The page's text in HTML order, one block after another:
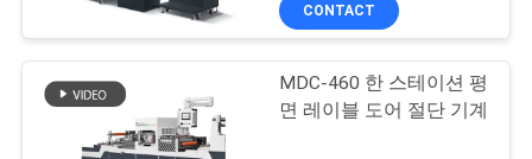
CONTACT
MDC-460 한 스테이션 평
면 레이블 도어 절단 기계